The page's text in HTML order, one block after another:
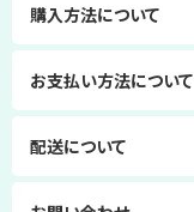
購入方法について
お支払い方法について
配送について